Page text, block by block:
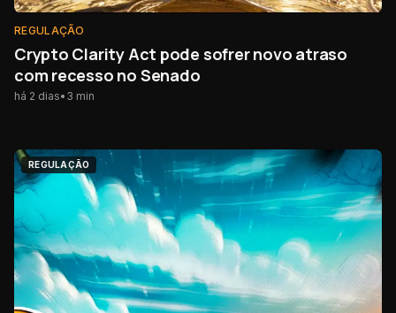
REGULAÇÃO
Crypto Clarity Act pode sofrer novo atraso
com recesso no Senado
há 2 dias• 3 min
REGULAÇÃO